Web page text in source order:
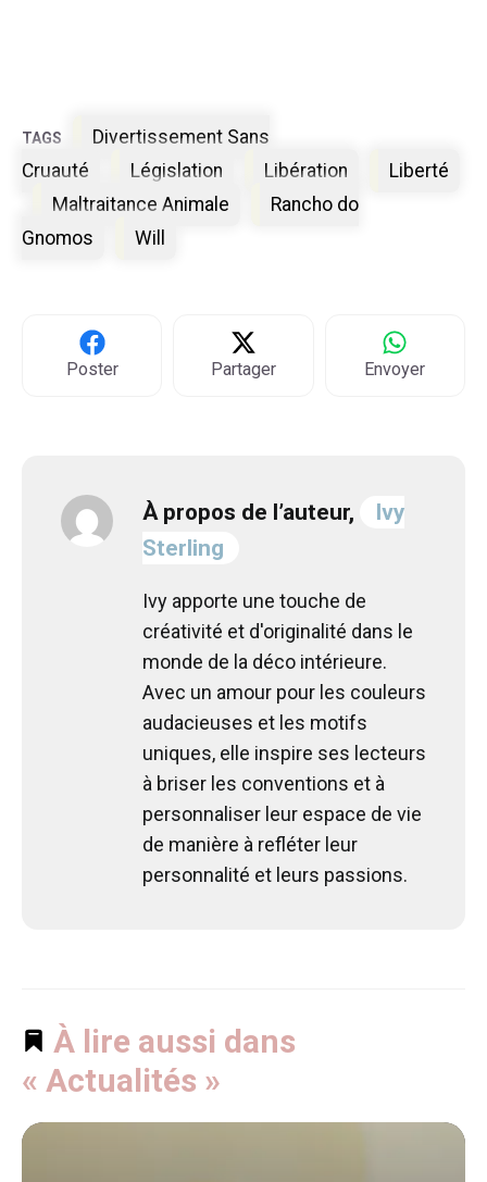
Étiquettes
Divertissement Sans
Cruauté
Législation Libération
Liberté
Maltraitance Animale
Rancho do
Gnomos
Will
Poster Partager Envoyer
À propos de l’auteur,
Ivy
Sterling
Ivy apporte une touche de
créativité et d'originalité dans le
monde de la déco intérieure.
Avec un amour pour les couleurs
audacieuses et les motifs
uniques, elle inspire ses lecteurs
à briser les conventions et à
personnaliser leur espace de vie
de manière à refléter leur
personnalité et leurs passions.
À lire aussi dans
« Actualités »